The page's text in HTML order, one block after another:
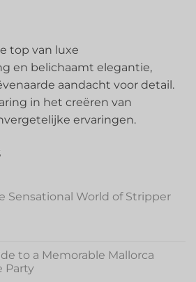
top van luxe
en belichaamt elegantie,
aandacht voor detail.
in het creëren van
ervaringen.
Sensational World of Stripper
to a Memorable Mallorca
Party